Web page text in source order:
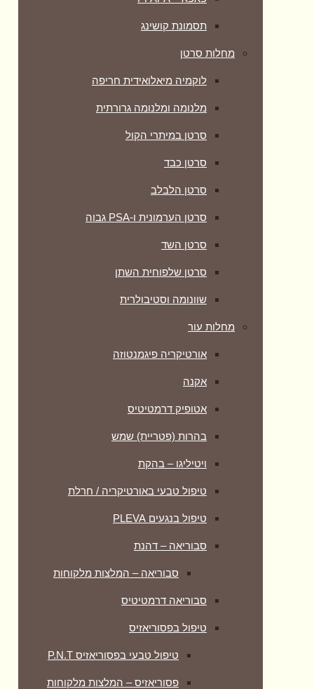
תסמונת קושינג
מחלות סרטן
לוקמיה מיאלואידית חריפה
מלנומה ומלנומה גרורתית
סרטן במיתרי הקול
סרטן כבד
סרטן הלבלב
סרטן הערמונית ו-PSA גבוה
סרטן השד
סרטן שלפוחית השתן
שוונומה וסטיבולרית
מחלות עור
אורטיקריה פיגמנטוזה
אקנה
אטופיק דרמטיטיס
בהרות (פטריית) שמש
ויטיליגו – בהקת
טיפול טבעי באורטיקריה / חרלת
טיפול בנגעים PLEVA
סבוריאה – דהנת
סבוריאה – המלצות מלקוחות
סבוריאה דרמטיטיס
טיפול בפסוריאזיס
טיפול טבעי בפסוריאזיס P.N.T
פסוריאזיס – המלצות מלקוחות